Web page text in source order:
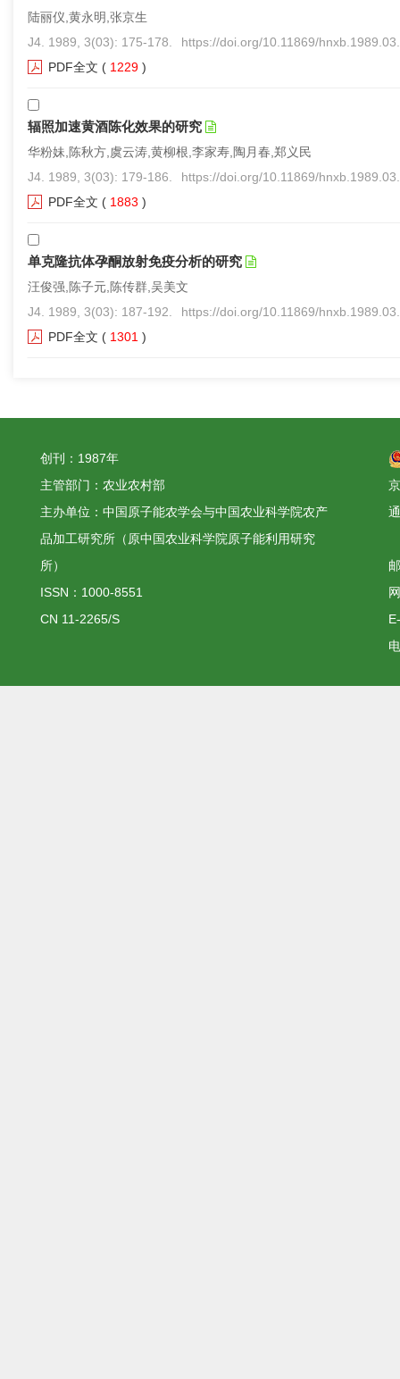
陆丽仪,黄永明,张京生
J4. 1989, 3(03): 175-178.
https://doi.org/10.11869/
PDF全文 ( 1229 )
辐照加速黄酒陈化效果的研究
华粉妹,陈秋方,虞云涛,黄柳根,李家寿,陶月春,郑义民
J4. 1989, 3(03): 179-186.
https://doi.org/10.11869/
PDF全文 ( 1883 )
单克隆抗体孕酮放射免疫分析的研究
汪俊强,陈子元,陈传群,吴美文
J4. 1989, 3(03): 187-192.
https://doi.org/10.11869/
PDF全文 ( 1301 )
创刊：1987年
主管部门：农业农村部
主办单位：中国原子能农学会与中国农业科学院农产
品加工研究所（原中国农业科学院原子能利用研究
所）
ISSN：1000-8551
CN 11-2265/S